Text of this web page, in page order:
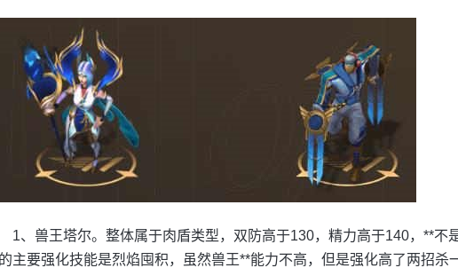
1、兽王塔尔。整体属于肉盾类型，双防高于130，精力高于140，**不
主要强化技能是烈焰囤积，虽然兽王**能力不高，但是强化高了两招杀